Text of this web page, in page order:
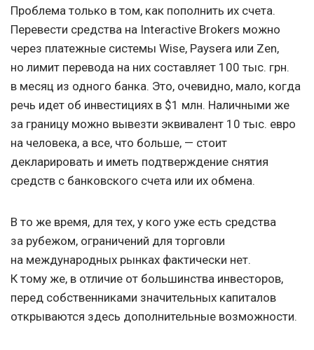
Проблема только в том, как пополнить их счета.
Перевести средства на Interactive Brokers можно
через платежные системы Wise, Paysera или Zen,
но лимит перевода на них составляет 100 тыс. грн.
в месяц из одного банка. Это, очевидно, мало, когда
речь идет об инвестициях в $1 млн. Наличными же
за границу можно вывезти эквивалент 10 тыс. евро
на человека, а все, что больше, — стоит
декларировать и иметь подтверждение снятия
средств с банковского счета или их обмена.
В то же время, для тех, у кого уже есть средства
за рубежом, ограничений для торговли
на международных рынках фактически нет.
К тому же, в отличие от большинства инвесторов,
перед собственниками значительных капиталов
открываются здесь дополнительные возможности.